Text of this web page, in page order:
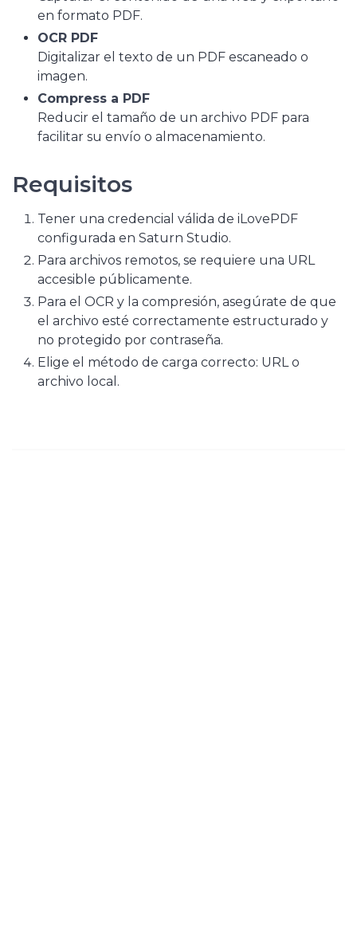
en formato PDF.
OCR PDF
Digitalizar el texto de un PDF escaneado o
imagen.
Compress a PDF
Reducir el tamaño de un archivo PDF para
facilitar su envío o almacenamiento.
Requisitos
Tener una credencial válida de iLovePDF
configurada en Saturn Studio.
Para archivos remotos, se requiere una URL
accesible públicamente.
Para el OCR y la compresión, asegúrate de que
el archivo esté correctamente estructurado y
no protegido por contraseña.
Elige el método de carga correcto: URL o
archivo local.